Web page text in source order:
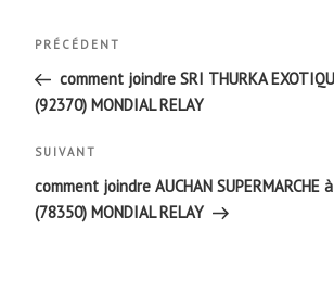
Navigation
de
l’article
Article
précédent
PRÉCÉDENT
comment joindre SRI THURKA
(92370) MONDIAL RELAY
Article
suivant
SUIVANT
comment joindre AUCHAN SUPERMARCHE à
(78350) MONDIAL RELAY